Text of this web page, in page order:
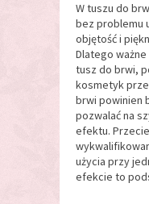
W tuszu do
bez problemu
objętość i
Dlatego
tusz do brwi,
kosmetyk
brwi powinien
pozwalać na
efektu.
użycia przy
efekcie to